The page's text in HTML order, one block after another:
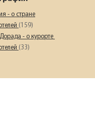
инспекции отелей,
семинары и
туры.
цены
- о стране
(159)
- о курорте
(33)